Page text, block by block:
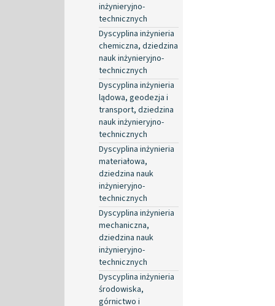
inżynieryjno-
technicznych
Dyscyplina inżynieria
chemiczna, dziedzina
nauk inżynieryjno-
technicznych
Dyscyplina inżynieria
lądowa, geodezja i
transport, dziedzina
nauk inżynieryjno-
technicznych
Dyscyplina inżynieria
materiałowa,
dziedzina nauk
inżynieryjno-
technicznych
Dyscyplina inżynieria
mechaniczna,
dziedzina nauk
inżynieryjno-
technicznych
Dyscyplina inżynieria
środowiska,
górnictwo i